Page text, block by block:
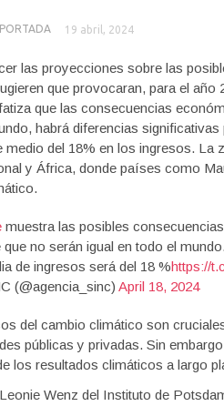
PORTADA 19 abril, 2024
las proyecciones sobre las
que provocaran, para el año
que las consecuencias
habrá diferencias
del 18% en los ingresos. La
y África, donde países como
muestra las posibles
no serán igual en todo el
de ingresos será del 18 %https://
(@agencia_sinc)April 18, 2024
del cambio climático son
públicas y privadas. Sin
los resultados climáticos a largo
Wenz del Instituto de